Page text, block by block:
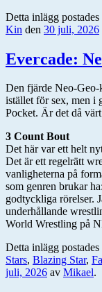
Detta inlägg postades
Kin den 30 juli, 2026
Evercade:
Den fjärde Neo-Geo-
istället för sex, men i
Pocket. Är det då
3 Count Bout
Det här var ett helt
Det är ett regelrätt
vanligheterna på
som genren brukar
godtyckliga rörelser.
underhållande
World Wrestling på
Detta inlägg postades
Stars, Blazing Star,
juli, 2026 av Mikael.